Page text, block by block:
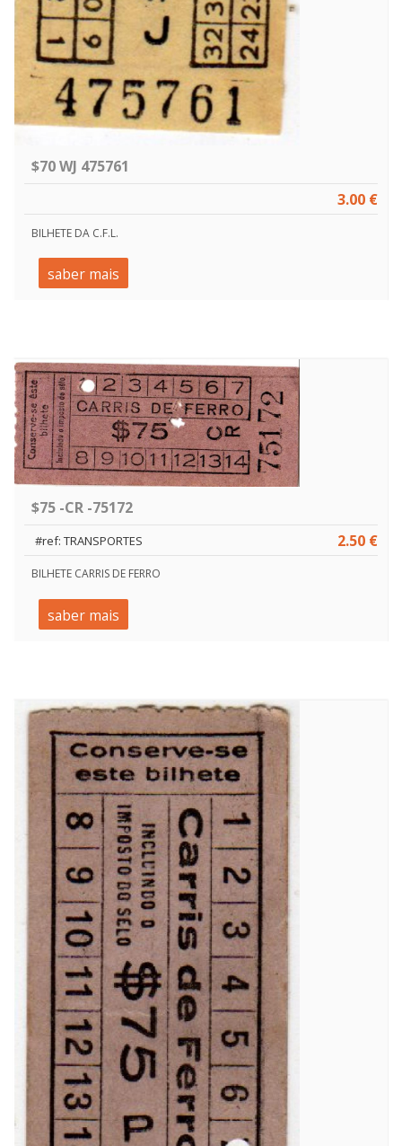
$70 WJ 475761
3.00 €
BILHETE DA C.F.L.
saber mais
$75 -CR -75172
2.50 €
#ref: TRANSPORTES
BILHETE CARRIS DE FERRO
saber mais